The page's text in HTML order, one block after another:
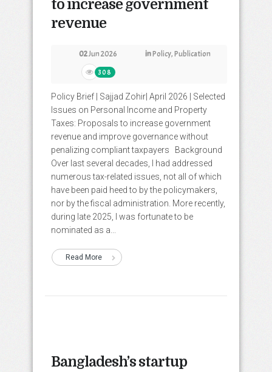
to increase government
revenue
02Jun 2026 inPolicy,Publication
308
Policy Brief | Sajjad Zohir| April 2026 | Selected
Issues on Personal Income and Property
Taxes: Proposals to increase government
revenue and improve governance without
penalizing compliant taxpayers Background
Over last several decades, I had addressed
numerous tax-related issues, not all of which
have been paid heed to by the policymakers,
nor by the fiscal administration. More recently,
during late 2025, I was fortunate to be
nominated as a...
Read More
Bangladesh’s startup